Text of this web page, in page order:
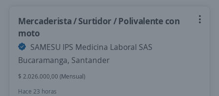
Mercaderista / Surtidor / Polivalente con
moto
SAMESU IPS Medicina Laboral SAS
Bucaramanga, Santander
$ 2.026.000,00 (Mensual)
Hace 23 horas